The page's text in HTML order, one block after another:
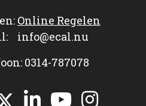
Online Regelen
info@ecal.nu
0314-787078